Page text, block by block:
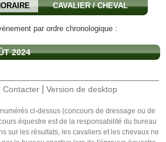
CAVALIER / CHEVAL
par ordre chronologique :
2024
Contacter Version de desktop
ci-dessus (concours de dressage ou de
équestre est de la responsabilité du bureau
sur les résultats, les cavaliers et les chevaux ne